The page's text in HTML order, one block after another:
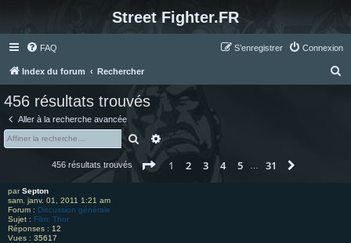
Street Fighter.FR
FAQ Connexion
S’enregistrer
Index du forum Rechercher
456 résultats trouvés
Aller à la recherche avancée
RechercherRecherche avancée
456 résultats trouvés Page 1sur31
1 2 3 4 5 31
parSepton
sam. janv. 01, 2011 1:21 am
Forum : Discussion générale
Sujet : Film: Thor
Réponses : 12
Vues : 35617